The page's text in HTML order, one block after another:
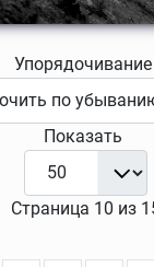
Упорядочивание
Показать
Страница 10 из